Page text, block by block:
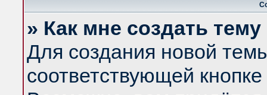
» Как мне создать
Для создания новой
соответствующей